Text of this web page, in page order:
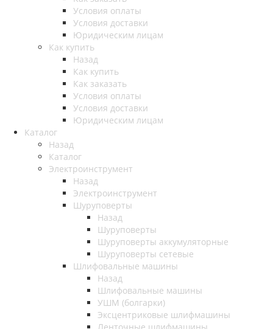
Условия оплаты
Условия доставки
Юридическим лицам
Как купить
Назад
Как купить
Как заказать
Условия оплаты
Условия доставки
Юридическим лицам
Каталог
Назад
Каталог
Электроинструмент
Назад
Электроинструмент
Шуруповерты
Назад
Шуруповерты
Шуруповерты аккумуляторные
Шуруповерты сетевые
Шлифовальные машины
Назад
Шлифовальные машины
УШМ (болгарки)
Эксцентриковые шлифмашины
Ленточные шлифмашины